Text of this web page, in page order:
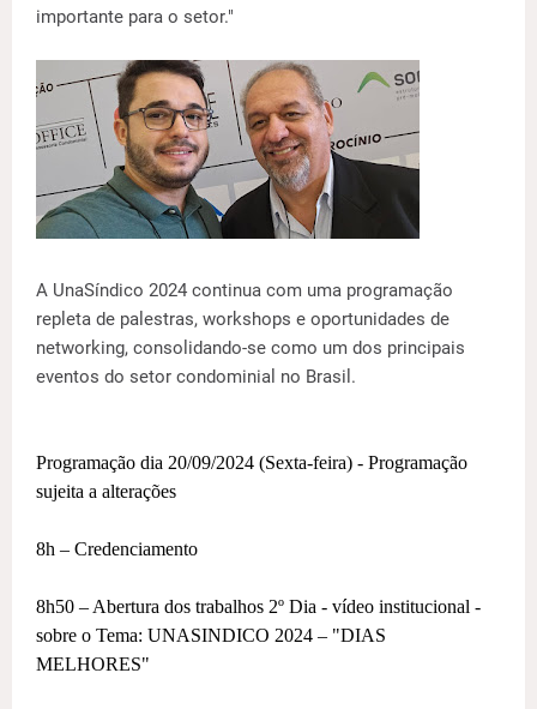
importante para o setor."
A UnaSíndico 2024 continua com uma programação
repleta de palestras, workshops e oportunidades de
networking, consolidando-se como um dos principais
eventos do setor condominial no Brasil.
Programação dia 20/09/2024 (Sexta-feira) - Programação
sujeita a alterações
8h – Credenciamento
8h50 – Abertura dos trabalhos 2º Dia - vídeo institucional -
sobre o Tema: UNASINDICO 2024 – "DIAS
MELHORES"